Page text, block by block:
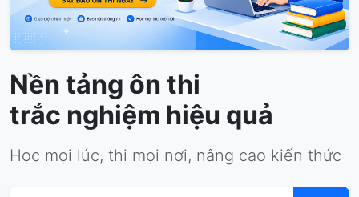
Nền tảng ôn thi
trắc nghiệm hiệu quả
Học mọi lúc, thi mọi nơi, nâng cao kiến thức